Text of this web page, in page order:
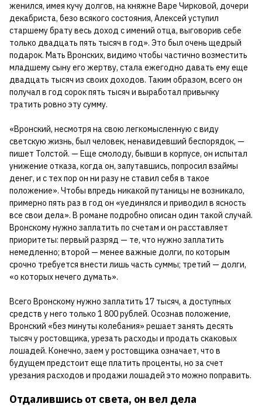
женился, имея кучу долгов, на княжне Варе Чирковой, дочери
декабриста, безо всякого состояния, Алексей уступил
старшему брату весь доход с имений отца, выговорив себе
только двадцать пять тысяч в год». Это был очень щедрый
подарок. Мать Вронских, видимо чтобы частично возместить
младшему сыну его жертву, стала ежегодно давать ему еще
двадцать тысяч из своих доходов. Таким образом, всего он
получал в год сорок пять тысяч и выработал привычку
тратить ровно эту сумму.
«Вронский, несмотря на свою легкомысленную с виду
светскую жизнь, был человек, ненавидевший беспорядок, —
пишет Толстой. — Еще смолоду, бывши в корпусе, он испытал
унижение отказа, когда он, запутавшись, попросил взаймы
денег, и с тех пор он ни разу не ставил себя в такое
положение». Чтобы впредь никакой путаницы не возникало,
примерно пять раз в год он «уединялся и приводил в ясность
все свои дела». В романе подробно описан один такой случай.
Вронскому нужно заплатить по счетам и он расставляет
приоритеты: первый разряд — те, что нужно заплатить
немедленно; второй — менее важные долги, по которым
срочно требуется внести лишь часть суммы; третий — долги,
«о которых нечего думать».
Всего Вронскому нужно заплатить 17 тысяч, а доступных
средств у него только 1 800 рублей. Осознав положение,
Вронский «без минуты колебания» решает занять десять
тысяч у ростовщика, урезать расходы и продать скаковых
лошадей. Конечно, заем у ростовщика означает, что в
будущем предстоит еще платить проценты, но за счет
урезания расходов и продажи лошадей это можно поправить.
Отдалившись от света, он вел дела